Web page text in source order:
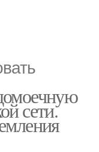
сети.